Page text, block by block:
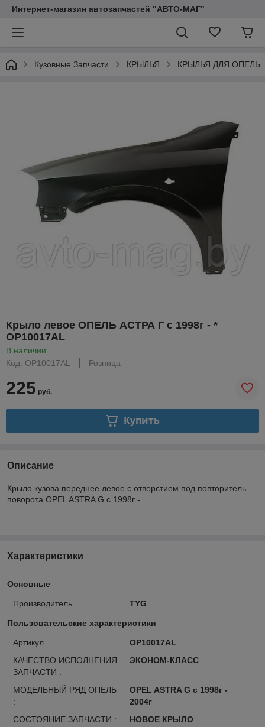
Интернет-магазин автозапчастей "АВТО-МАГ"
Кузовные Запчасти КРЫЛЬЯ КРЫЛЬЯ ДЛЯ ОПЕЛЬ
Крыло левое ОПЕЛЬ АСТРА Г с 1998г - *
OP10017AL
В наличии
Код: OP10017AL
Розница
225 руб.
Купить
Описание
Крыло кузова переднее левое с отверстием под повторитель
поворота OPEL ASTRA G с 1998г -
Характеристики
Основные
Производитель TYG
Пользовательские характеристики
Артикул
OP10017AL
КАЧЕСТВО ИСПОЛНЕНИЯ
ЗАПЧАСТИ :
ЭКОНОМ-КЛАСС
МОДЕЛЬНЫЙ РЯД ОПЕЛЬ
:
OPEL ASTRA G с 1998г -
2004г
СОСТОЯНИЕ ЗАПЧАСТИ :
НОВОЕ КРЫЛО